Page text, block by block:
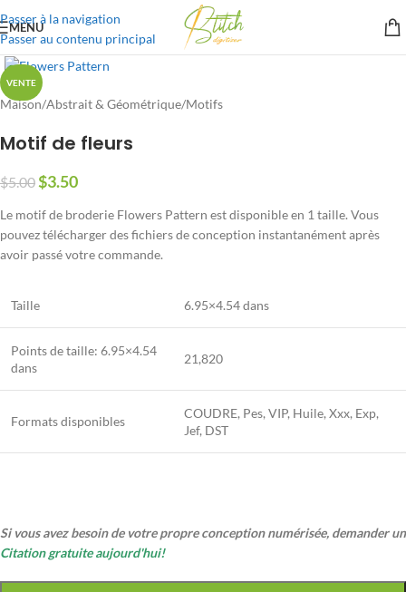
Passer à la navigation
Passer au contenu principal
MENU
VENTE
Maison/Abstrait & Géométrique/Motifs
Motif de fleurs
$5.00$3.50
Le motif de broderie Flowers Pattern est disponible en 1 taille. Vous
pouvez télécharger des fichiers de conception instantanément après
avoir passé votre commande.
Taille 6.95×4.54 dans
Points de taille: 6.95×4.54
dans
21,820
Formats disponibles
COUDRE, Pes, VIP, Huile, Xxx, Exp,
Jef, DST
Si vous avez besoin de votre propre conception numérisée, demander un
Citation gratuite aujourd'hui!